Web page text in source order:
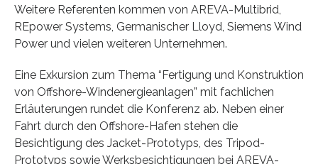
Weitere Referenten kommen von AREVA-Multibrid,
REpower Systems, Germanischer Lloyd, Siemens Wind
Power und vielen weiteren Unternehmen.
Eine Exkursion zum Thema “Fertigung und Konstruktion
von Offshore-Windenergieanlagen” mit fachlichen
Erläuterungen rundet die Konferenz ab. Neben einer
Fahrt durch den Offshore-Hafen stehen die
Besichtigung des Jacket-Prototyps, des Tripod-
Prototyps sowie Werksbesichtigungen bei AREVA-